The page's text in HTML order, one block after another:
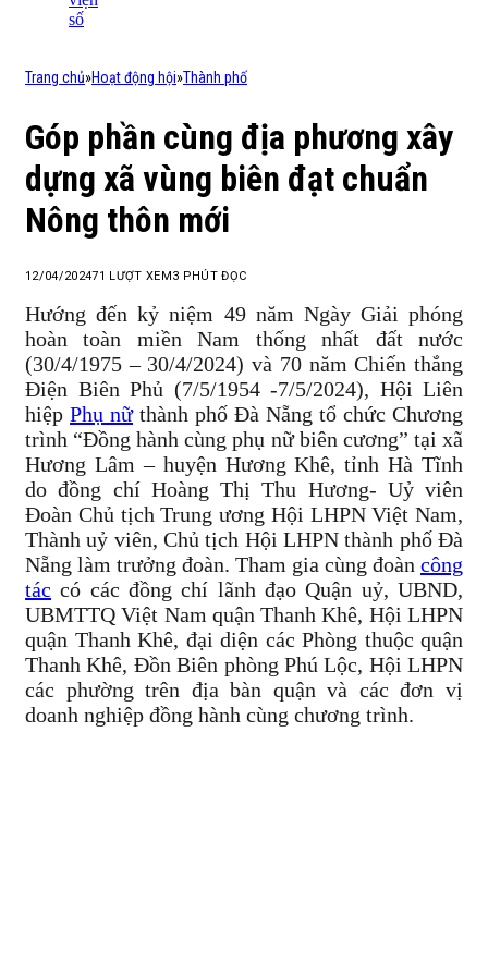
số
Trang chủ»Hoạt động hội»Thành phố
Góp phần cùng địa phương xây
dựng xã vùng biên đạt chuẩn
Nông thôn mới
12/04/202471 LƯỢT XEM3 PHÚT ĐỌC
Hướng đến kỷ niệm 49 năm Ngày Giải phóng
hoàn toàn miền Nam thống nhất đất nước
(30/4/1975 – 30/4/2024) và 70 năm Chiến thắng
Điện Biên Phủ (7/5/1954 -7/5/2024), Hội Liên
hiệp Phụ nữthành phố Đà Nẵng tổ chức Chương
trình “Đồng hành cùng phụ nữ biên cương” tại xã
Hương Lâm – huyện Hương Khê, tỉnh Hà Tĩnh
do đồng chí Hoàng Thị Thu Hương- Uỷ viên
Đoàn Chủ tịch Trung ương Hội LHPN Việt Nam,
Thành uỷ viên, Chủ tịch Hội LHPN thành phố Đà
Nẵng làm trưởng đoàn. Tham gia cùng đoàn công
tác có các đồng chí lãnh đạo Quận uỷ, UBND,
UBMTTQ Việt Nam quận Thanh Khê, Hội LHPN
quận Thanh Khê, đại diện các Phòng thuộc quận
Thanh Khê, Đồn Biên phòng Phú Lộc, Hội LHPN
các phường trên địa bàn quận và các đơn vị
doanh nghiệp đồng hành cùng chương trình.